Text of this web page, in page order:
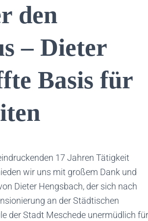
den
– Dieter
Basis für
17 Jahren Tätigkeit
wir uns mit großem Dank und
Dieter Hengsbach, der sich nach
an der Städtischen
der Stadt Meschede unermüdlich für